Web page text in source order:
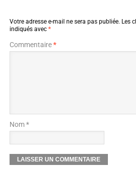
Votre adresse e-mail ne sera pas publiée. Les
indiqués avec *
Commentaire*
Nom *